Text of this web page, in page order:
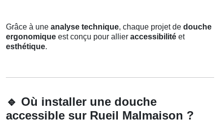
Grâce à une analyse technique, chaque projet de douche
ergonomique est conçu pour allier accessibilité et
esthétique.
🔹 Où installer une douche
accessible sur Rueil Malmaison ?